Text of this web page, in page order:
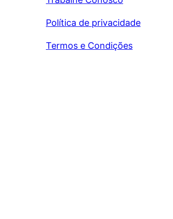
Política de privacidade
Termos e Condições